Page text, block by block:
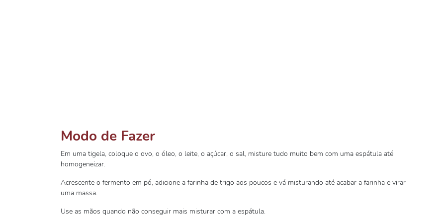
Modo de Fazer
Em uma tigela, coloque o ovo, o óleo, o leite, o açúcar, o sal, misture tudo muito bem com uma espátula até
homogeneizar.
Acrescente o fermento em pó, adicione a farinha de trigo aos poucos e vá misturando até acabar a farinha e virar
uma massa.
Use as mãos quando não conseguir mais misturar com a espátula.